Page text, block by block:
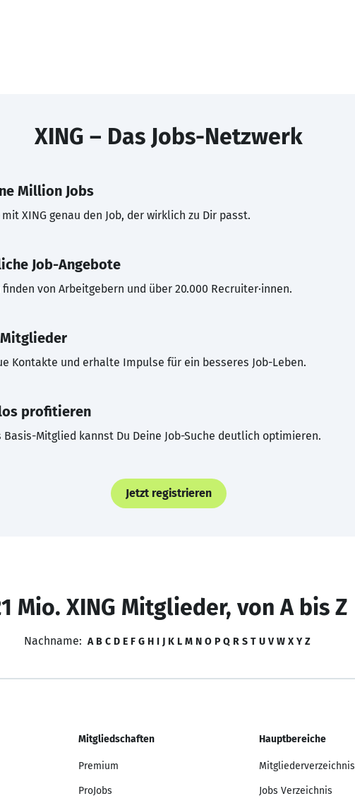
XING – Das Jobs-Netzwerk
Million Jobs
XING genau den Job, der wirklich zu Dir passt.
Job-Angebote
finden von Arbeitgebern und über 20.000 Recruiter·innen.
Kontakte und erhalte Impulse für ein besseres Job-Leben.
profitieren
Basis-Mitglied kannst Du Deine Job-Suche deutlich optimieren.
Jetzt registrieren
Mio. XING Mitglieder, von A bis Z
Nachname: A B C D E F G H I J K L M N O P Q R S T U V W X Y Z
Mitgliedschaften
Premium
ProJobs
Hauptbereiche
Mitgliederverzeichnis
Jobs Verzeichnis